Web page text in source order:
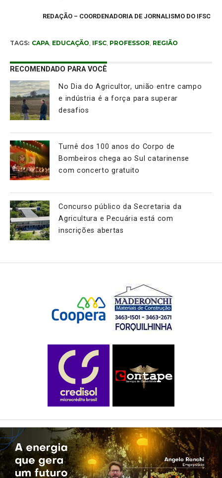
REDAÇÃO – COORDENADORIA DE JORNALISMO DO IFSC
TAGS: CAPA, EDUCAÇÃO IFSC, PROFESSOR REGIÃO
RECOMENDADO PARA VOCÊ
No Dia do Agricultor, união entre campo
e indústria é a força para superar
desafios
Turnê dos 100 anos do Corpo de
Bombeiros chega ao Sul catarinense
com concerto gratuito
Concurso público da Secretaria da
Agricultura e Pecuária está com
inscrições abertas